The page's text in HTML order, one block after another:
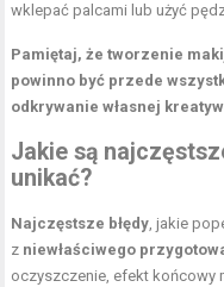
wklepać palcami lub użyć
Pamiętaj, że tworzenie
powinno być przede
odkrywanie własnej
Jakie są
unikać?
Najczęstsze błędy, jakie
z niewłaściwego
oczyszczenie, efekt końcowy